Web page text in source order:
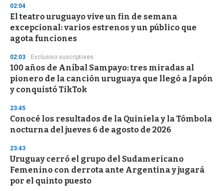
s
e
c
o
n
02:04
El teatro uruguayo vive un fin de semana
excepcional: varios estrenos y un público que
agota funciones
02:03 Exclusivo suscriptores
100 años de Aníbal Sampayo: tres miradas al
pionero de la canción uruguaya que llegó a Japón
y conquistó TikTok
23:45
Conocé los resultados de la Quiniela y la Tómbola
nocturna del jueves 6 de agosto de 2026
23:43
Uruguay cerró el grupo del Sudamericano
Femenino con derrota ante Argentina y jugará
por el quinto puesto